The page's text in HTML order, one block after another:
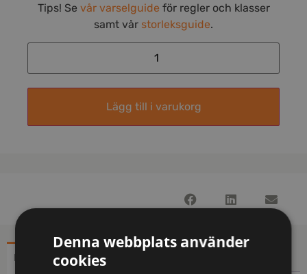
Tips! Se vår varselguide för regler och klasser
samt vår storleksguide.
Lägg till i varukorg
BESKRIVNING YTTERLIGARE INFORMATION
Denna webbplats använder
cookies